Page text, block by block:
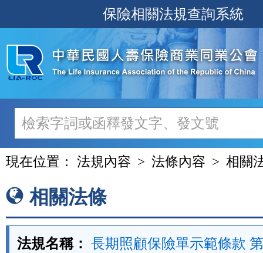
至
主
內
容
保險相關法規查詢系統
現在位置： 法規內容 法條內容 相關
相關法條
法規名稱： 長期照顧保險單示範條款